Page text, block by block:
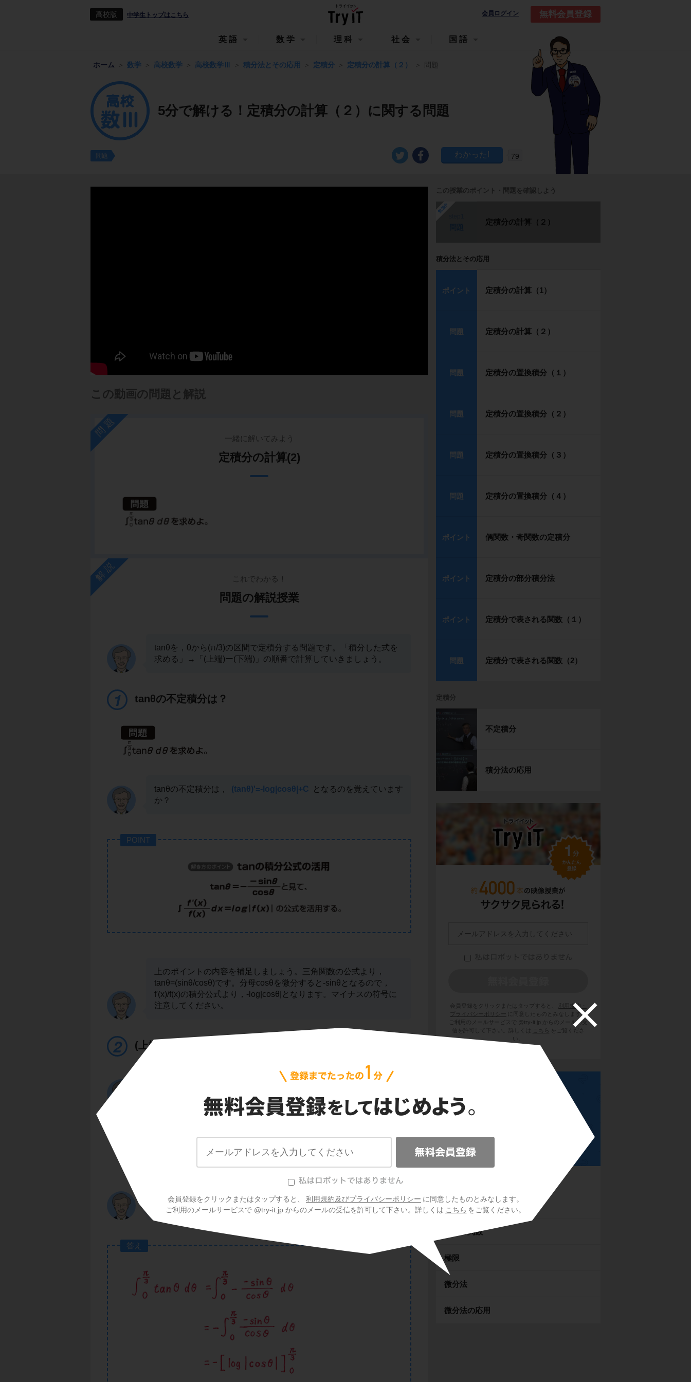
高校版 中学生トップはこちら 会員ログイン 無料会員登録
会員登録をクリックまたはタップすると、 利用規約及びプライバシーポリシー に同意したものとみなします。
ご利用のメールサービスで @try-it.jp からのメールの受信を許可して下さい。詳しくは こちら をご覧ください。
英語 数学 理科 社会 国語
ホーム 数学 高校数学 高校数学Ⅲ 積分法とその応用 定積分 定積分の計算（２） 問題
5分で解ける！定積分の計算（２）に関する問題
問題 79
この動画の問題と解説
問題 一緒に解いてみよう
定積分の計算(2)
解説 これでわかる！
問題の解説授業
tanθを，0から(π/3)の区間で定積分する問題です。「積分した式を
求める」→「(上端)ー(下端)」の順番で計算していきましょう。
tanθの不定積分は？
tanθの不定積分は， (tanθ)'=-log|cosθ|+C
となるのを覚えています
か？
POINT
上のポイントの内容を補足しましょう。三角関数の公式より，
tanθ=(sinθ/cosθ)です。分母cosθを微分すると-sinθとなるので，
f'(x)/f(x)の積分公式より，-log|cosθ|となります。マイナスの符号に
注意してください。
(上端)ー(下端)を計算
に，上端の(π/3)，下端の0を代入して「(上端)ー
tanθdθ
=log2
と求まります。
答え
この授業のポイント・問題を確認しよう
勉強中
定積分の計算（２）
積分法とその応用
ポイント 定積分の計算（1）
問題 定積分の計算（２）
問題 定積分の置換積分（１）
問題 定積分の置換積分（２）
問題 定積分の置換積分（３）
問題 定積分の置換積分（４）
ポイント 偶関数・奇関数の定積分
ポイント 定積分の部分積分法
ポイント 定積分で表される関数（１）
問題 定積分で表される関数（2）
定積分
不定積分
積分法の応用
会員登録をクリックまたはタップすると、
利用規約・
プライバシーポリシー
に同意したものとみなします。
ご利用のメールサービスで @try-it.jp からのメールの受
信を許可して下さい。詳しくは
こちら
をご覧くださ
い。
式と曲線
種々の関数
極限
微分法
微分法の応用